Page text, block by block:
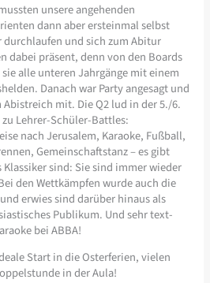
unsere angehenden
dann aber ersteinmal selbst
und sich zum Abitur
dabei präsent, denn von den Boards
alle unteren Jahrgänge mit einem
Danach war Party angesagt und
Abistreich mit. Die Q2 lud in der 5./6.
Lehrer-Schüler-Battles:
nach Jerusalem, Karaoke, Fußball,
Gemeinschaftstanz – es gibt
sind: Sie sind immer wieder
den Wettkämpfen wurde auch die
erwies sind darüber hinaus als
Publikum. Und sehr text-
bei ABBA!
Start in die Osterferien, vielen
in der Aula!